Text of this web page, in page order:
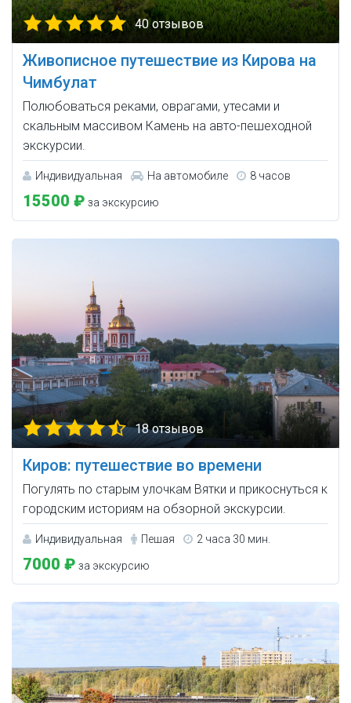
40 отзывов
Живописное путешествие из Кирова на
Чимбулат
Полюбоваться реками, оврагами, утесами и
скальным массивом Камень на авто-пешеходной
экскурсии.
Индивидуальная На автомобиле 8 часов
15500 ₽ за экскурсию
18 отзывов
Киров: путешествие во времени
Погулять по старым улочкам Вятки и прикоснуться к
городским историям на обзорной экскурсии.
Индивидуальная Пешая 2 часа 30 мин.
7000 ₽ за экскурсию